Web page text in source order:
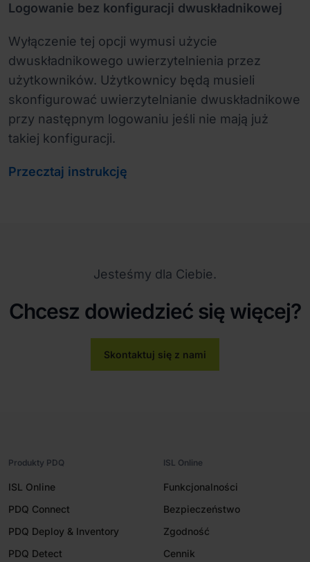
Logowanie bez konfiguracji dwuskładnikowej
Wyłączenie tej opcji wymusi użycie
dwuskładnikowego uwierzytelnienia przez
użytkowników. Użytkownicy będą musieli
skonfigurować uwierzytelnianie dwuskładnikowe
przy następnym logowaniu jeśli nie mają już
takiej konfiguracji.
Przecztaj instrukcję
Jesteśmy dla Ciebie.
Chcesz dowiedzieć się więcej?
Skontaktuj się z nami
Produkty PDQ
ISL Online
PDQ Connect
PDQ Deploy & Inventory
PDQ Detect
ISL Online
Funkcjonalności
Bezpieczeństwo
Zgodność
Cennik